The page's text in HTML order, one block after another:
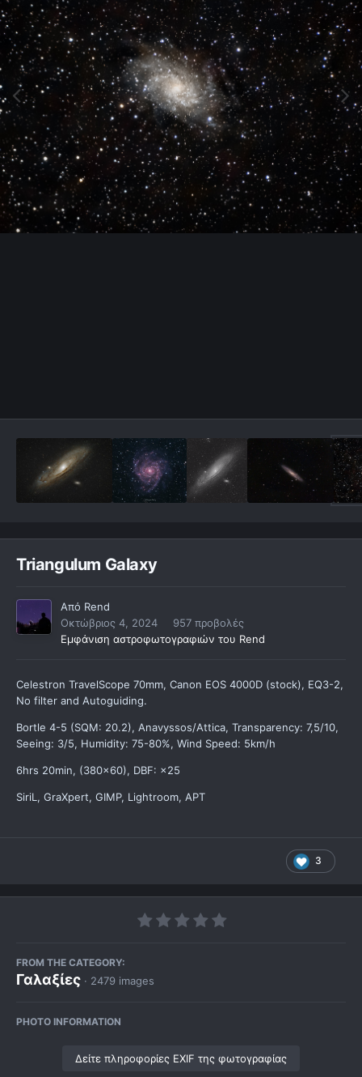
Triangulum Galaxy
Από Rend
Οκτώβριος 4, 2024
957 προβολές
Εμφάνιση αστροφωτογραφιών του Rend
Celestron TravelScope 70mm, Canon EOS 4000D (stock), EQ3-2,
No filter and Autoguiding.
Bortle 4-5 (SQM: 20.2), Anavyssos/Attica, Transparency: 7,5/10,
Seeing: 3/5, Humidity: 75-80%, Wind Speed: 5km/h
6hrs 20min, (380×60), DBF: ×25
SiriL, GraXpert, GIMP, Lightroom, APT
3
FROM THE CATEGORY:
Γαλαξίες · 2479 images
PHOTO INFORMATION
Δείτε πληροφορίες EXIF της φωτογραφίας